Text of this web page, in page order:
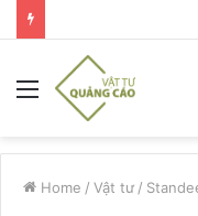
Menu
Home / Vật tư /